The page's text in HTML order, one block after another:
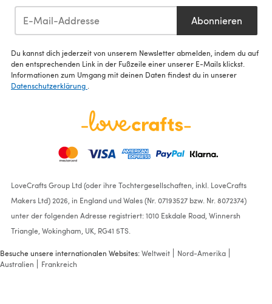
Abonnieren
Du kannst dich jederzeit von unserem Newsletter abmelden, indem du auf
den entsprechenden Link in der Fußzeile einer unserer E-Mails klickst.
Informationen zum Umgang mit deinen Daten findest du in unserer
Datenschutzerklärung
LoveCrafts Group Ltd (oder ihre Tochtergesellschaften, inkl. LoveCrafts
Makers Ltd) 2026, in England und Wales (Nr. 07193527 bzw. Nr. 8072374)
unter der folgenden Adresse registriert: 1010 Eskdale Road, Winnersh
Triangle, Wokingham, UK, RG41 5TS.
Besuche unsere internationalen Websites:Weltweit
Nord-Amerika
Australien
Frankreich